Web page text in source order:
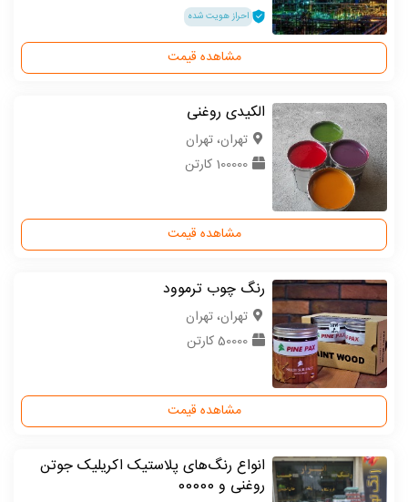
احراز هویت شده
مشاهده قیمت
الکیدی روغنی
تهران، تهران
100000 کارتن
مشاهده قیمت
رنگ چوب ترموود
تهران، تهران
50000 کارتن
مشاهده قیمت
انواع رنگ‌های پلاستیک اکریلیک جوتن
روغنی و 00000